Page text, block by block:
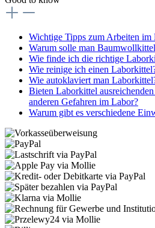
Wichtige Tipps zum Arbeiten im
Warum solle man
Wie finde ich die richtige
Wie reinige ich einen
Wie autoklaviert man
Bieten Laborkittel
anderen Gefahren im Labor?
Warum gibt es verschiedene